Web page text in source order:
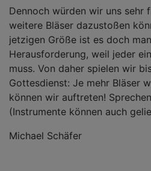
Dennoch würden wir uns sehr
weitere Bläser dazustoßen
jetzigen Größe ist es doch
Herausforderung, weil jeder
muss. Von daher spielen wir
Gottesdienst: Je mehr Bläser
können wir auftreten!
(Instrumente können auch
Michael Schäfer